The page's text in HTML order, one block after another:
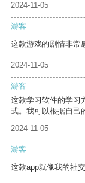
2024-11-05
游客
这款游戏的剧情非常
2024-11-05
游客
这款学习软件的学习
式。我可以根据自己
2024-11-05
游客
这款app就像我的社